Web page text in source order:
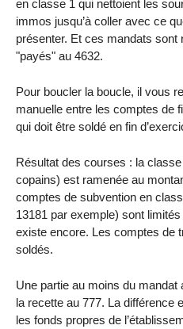
en classe 1 qui nettoient les
immos jusqu’à coller avec ce
présenter. Et ces mandats sont
"payés" au 4632.
Pour boucler la boucle, il vous
manuelle entre les comptes de
qui doit être soldé en fin
Résultat des courses : la
copains) est ramenée au
comptes de subvention en
13181 par exemple) sont
existe encore. Les comptes de
soldés.
Une partie au moins du
la recette au 777. La différence
les fonds propres de